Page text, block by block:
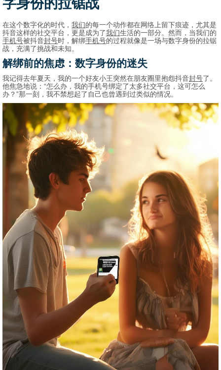
字身份的拉锯战
在这个数字化的时代， 我们的每一个动作都在网络上留下痕迹，尤其是
抖音这样的社交平台，更是成为了我们生活的一部分。然而，当我们的
手机号被抖音封号时，解绑手机号的过程就像是一场与数字身份的拉锯
战，充满了挑战和未知。
解绑前的焦虑：数字身份的迷失
我记得去年夏天，我的一个好友小王突然在朋友圈里抱怨抖音封号了。
他焦急地说：“怎么办，我的手机号绑定了太多社交平台，这可怎么
办？”那一刻，我不禁想起了自己也曾遇到过类似的情况。